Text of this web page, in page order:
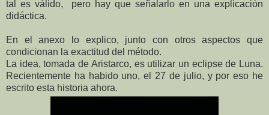
tal es válido,
pero hay que señalarlo en una explicación
didáctica.
En el anexo lo explico, junto con otros aspectos que
condicionan la exactitud del método.
La idea, tomada de Aristarco, es utilizar un eclipse de Luna.
Recientemente ha habido uno, el 27 de julio, y por eso he
escrito esta historia ahora.